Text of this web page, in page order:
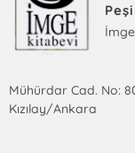
Mühürdar Cad. No:
Kızılay/Ankara